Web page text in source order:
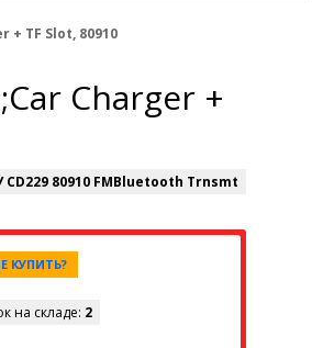
TF Slot, 80910
Charger +
CD229 80910 FMBluetooth Trnsmt
КУПИТЬ?
на складе: 2